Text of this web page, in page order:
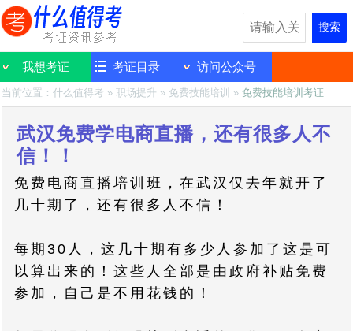
搜索
我想考证 考证目录 访问公众号
当前位置：什么值得考 »职场提升 » 免费技能培训 »免费技能培训考证
武汉免费学电商直播，还有很多人不
信！！
免费电商直播培训班，在武汉仅去年就开了
几十期了，还有很多人不信！
每期30人，这几十期有多少人参加了这是可
以算出来的！这些人全部是由政府补贴免费
参加，自己是不用花钱的！